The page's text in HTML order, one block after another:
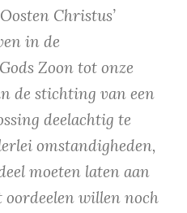
Christus’
in de
Zoon tot onze
de stichting van een
deelachtig te
omstandigheden,
moeten laten aan
oordeelen willen noch